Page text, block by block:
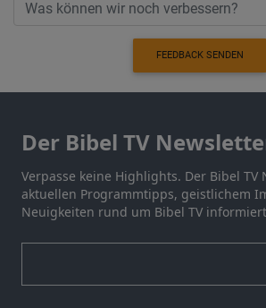
FEEDBACK SENDEN
Der Bibel TV
Verpasse keine Highlights. Der Bibel TV
aktuellen Programmtipps, geistlichem
Neuigkeiten rund um Bibel TV